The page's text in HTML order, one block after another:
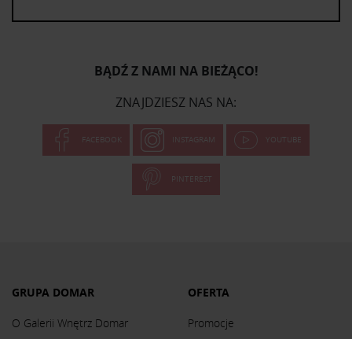
BĄDŹ Z NAMI NA BIEŻĄCO!
ZNAJDZIESZ NAS NA:
FACEBOOK INSTAGRAM YOUTUBE
PINTEREST
GRUPA DOMAR
O Galerii Wnętrz Domar
OFERTA
Promocje